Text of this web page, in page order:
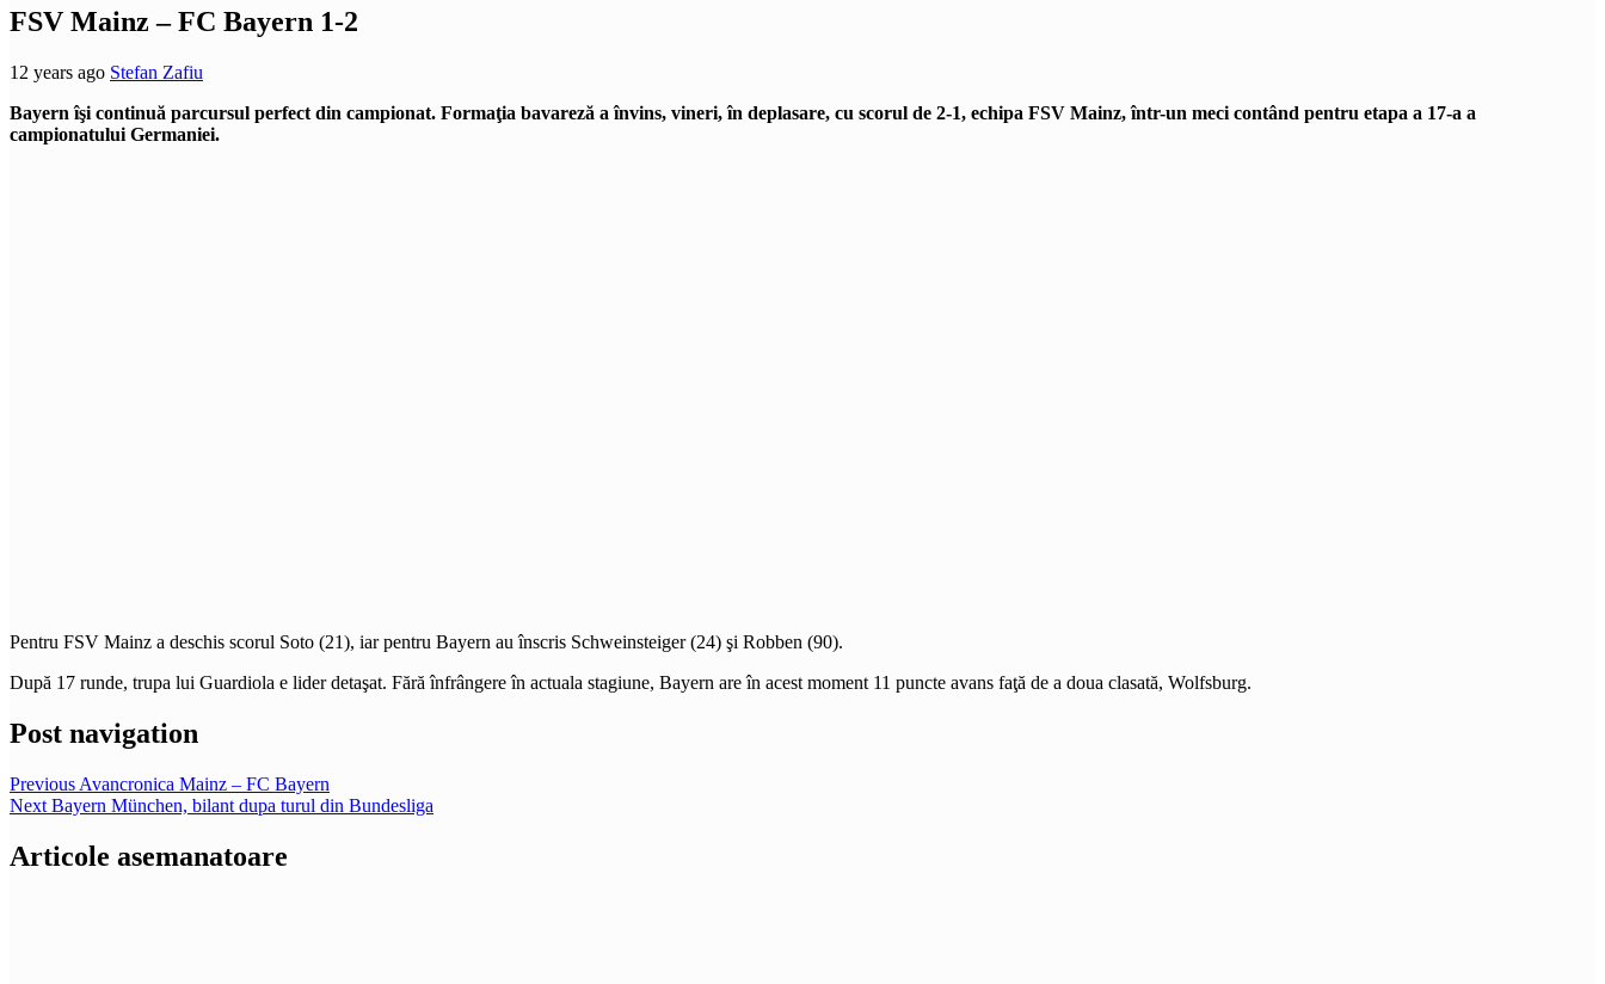
FSV Mainz – FC Bayern 1-2
12 years ago Stefan Zafiu
Bayern îşi continuă parcursul perfect din campionat. Formaţia bavareză a învins, vineri, în deplasare, cu scorul de 2-1, echipa FSV Mainz, într-un meci contând pentru etapa a 17-a a
campionatului Germaniei.
Pentru FSV Mainz a deschis scorul Soto (21), iar pentru Bayern au înscris Schweinsteiger (24) şi Robben (90).
După 17 runde, trupa lui Guardiola e lider detaşat. Fără înfrângere în actuala stagiune, Bayern are în acest moment 11 puncte avans faţă de a doua clasată, Wolfsburg.
Post navigation
Previous Avancronica Mainz – FC Bayern
Next Bayern München, bilant dupa turul din Bundesliga
Articole asemanatoare